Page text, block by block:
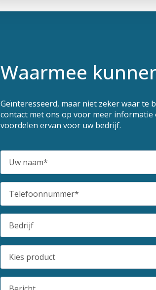
Waarmee
Geïnteresseerd, maar niet zeker waar
contact met ons op voor meer
voordelen ervan voor uw bedrijf.
Uw
naam
Telefoonnummer
Bedrijf
Kies
product
Bericht